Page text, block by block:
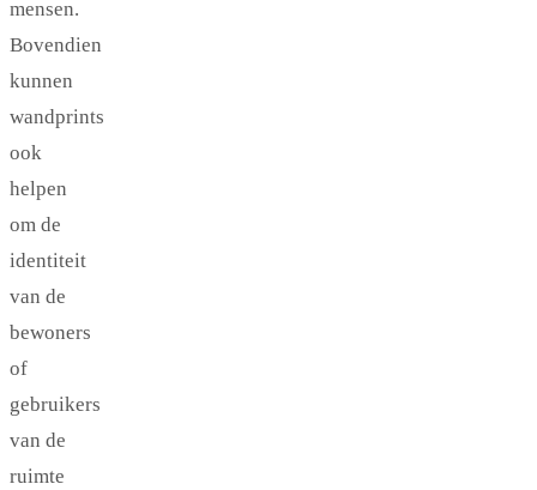
mensen.
Bovendien
kunnen
wandprints
ook
helpen
om de
identiteit
van de
bewoners
of
gebruikers
van de
ruimte